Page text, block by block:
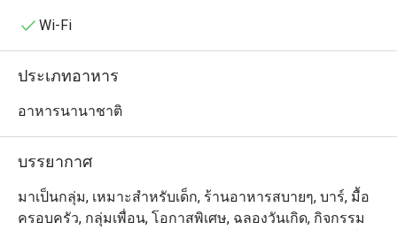
Wi-Fi
ประเภทอาหาร
อาหารนานาชาติ
บรรยากาศ
มาเป็นกลุ่ม, เหมาะสำหรับเด็ก, ร้านอาหารสบายๆ, บาร์, มื้อ
ครอบครัว, กลุ่มเพื่อน, โอกาสพิเศษ, ฉลองวันเกิด, กิจกรรม